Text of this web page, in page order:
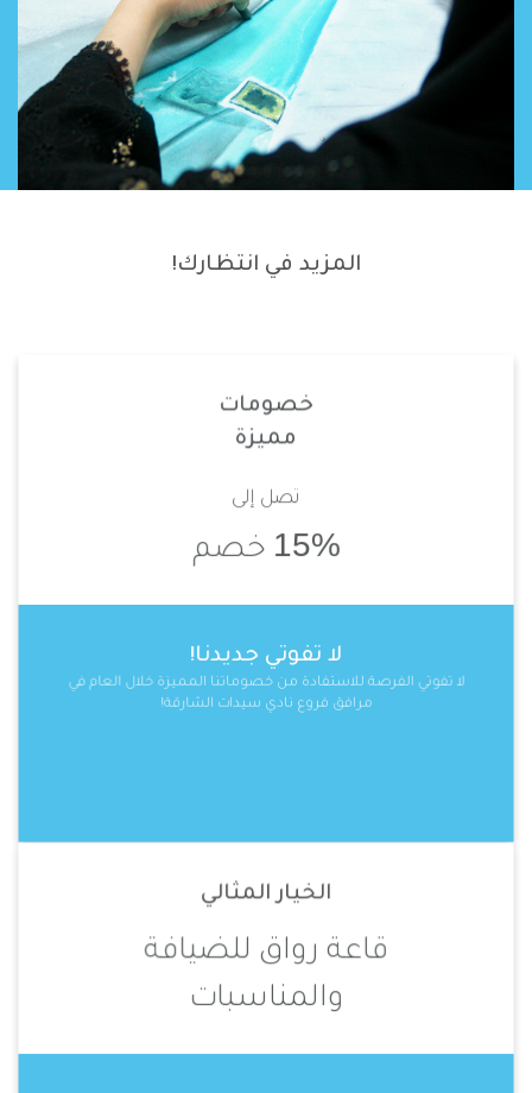
المزيد في انتظارك!
خصومات
مميزة
تصل إلى
15% خصم
لا تفوتي جديدنا!
لا تفوتي الفرصة للاستفادة من خصوماتنا المميزة خلال العام في
مرافق فروع نادي سيدات الشارقة!
الخيار المثالي
قاعة رواق للضيافة
والمناسبات